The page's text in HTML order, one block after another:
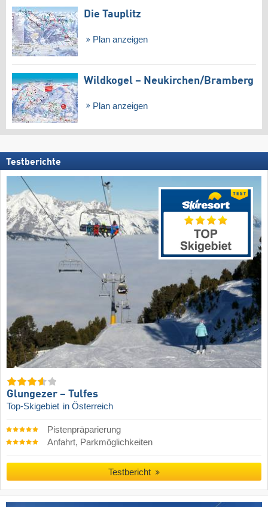
Die Tauplitz
Plan anzeigen
Wildkogel – Neukirchen/​Bramberg
Plan anzeigen
Testberichte
Glungezer – Tulfes
Top-Skigebiet in Österreich
Pistenpräparierung
Anfahrt, Parkmöglichkeiten
Testbericht